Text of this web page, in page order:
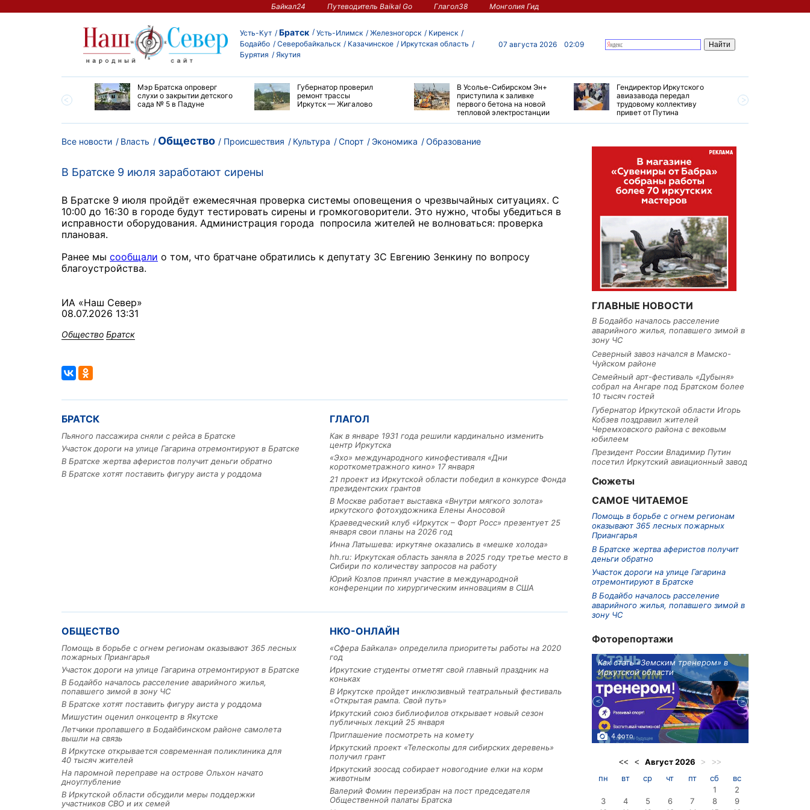
Байкал24 Путеводитель Baikal Go Глагол38 Монголия Гид
Усть-Кут Братск Усть-Илимск Железногорск
Киренск
Бодайбо
Северобайкальск Казачинское
Иркутская область
Бурятия
Якутия
07 августа 2026 02:09
Мэр Братска опроверг
слухи о закрытии детского
сада № 5 в Падуне
Губернатор проверил
ремонт трассы
Иркутск — Жигалово
В Усолье-Сибирском Эн+
приступила к заливке
первого бетона на новой
тепловой электростанции
Гендиректор Иркутского
авиазавода передал
трудовому коллективу
привет от Путина
Все новости Власть Общество Происшествия Культура Спорт Экономика Образование
В Братске 9 июля заработают сирены
В Братске 9 июля пройдёт ежемесячная проверка системы оповещения о чрезвычайных ситуациях. С
10:00 до 16:30 в городе будут тестировать сирены и громкоговорители. Это нужно, чтобы убедиться в
исправности оборудования. Администрация города попросила жителей не волноваться: проверка
плановая.
Ранее мы сообщали о том, что братчане обратились к депутату ЗС Евгению Зенкину по вопросу
благоустройства.
ИА «Наш Север»
08.07.2026 13:31
Общество Братск
БРАТСК
Пьяного пассажира сняли с рейса в Братске
Участок дороги на улице Гагарина отремонтируют в Братске
В Братске жертва аферистов получит деньги обратно
В Братске хотят поставить фигуру аиста у роддома
ГЛАГОЛ
Как в январе 1931 года решили кардинально изменить
центр Иркутска
«Эхо» международного кинофестиваля «Дни
короткометражного кино» 17 января
21 проект из Иркутской области победил в конкурсе Фонда
президентских грантов
В Москве работает выставка «Внутри мягкого золота»
иркутского фотохудожника Елены Аносовой
Краеведческий клуб «Иркутск – Форт Росс» презентует 25
января свои планы на 2026 год
Инна Латышева: иркутяне оказались в «мешке холода»
hh.ru: Иркутская область заняла в 2025 году третье место в
Сибири по количеству запросов на работу
Юрий Козлов принял участие в международной
конференции по хирургическим инновациям в США
ОБЩЕСТВО
Помощь в борьбе с огнем регионам оказывают 365 лесных
пожарных Приангарья
Участок дороги на улице Гагарина отремонтируют в Братске
В Бодайбо началось расселение аварийного жилья,
попавшего зимой в зону ЧС
В Братске хотят поставить фигуру аиста у роддома
Мишустин оценил онкоцентр в Якутске
Летчики пропавшего в Бодайбинском районе самолета
вышли на связь
В Иркутске открывается современная поликлиника для
40 тысяч жителей
На паромной переправе на острове Ольхон начато
дноуглубление
В Иркутской области обсудили меры поддержки
участников СВО и их семей
НКО-ОНЛАЙН
«Сфера Байкала» определила приоритеты работы на 2020
год
Иркутские студенты отметят свой главный праздник на
коньках
В Иркутске пройдет инклюзивный театральный фестиваль
«Открытая рампа. Свой путь»
Иркутский союз библиофилов открывает новый сезон
публичных лекций 25 января
Приглашение посмотреть на комету
Иркутский проект «Телескопы для сибирских деревень»
получил грант
Иркутский зоосад собирает новогодние елки на корм
животным
Валерий Фомин переизбран на пост председателя
Общественной палаты Братска
ГЛАВНЫЕ НОВОСТИ
В Бодайбо началось расселение
аварийного жилья, попавшего зимой в
зону ЧС
Северный завоз начался в Мамско-
Чуйском районе
Семейный арт-фестиваль «Дубыня»
собрал на Ангаре под Братском более
10 тысяч гостей
Губернатор Иркутской области Игорь
Кобзев поздравил жителей
Черемховского района с вековым
юбилеем
Президент России Владимир Путин
посетил Иркутский авиационный завод
Сюжеты
САМОЕ ЧИТАЕМОЕ
Помощь в борьбе с огнем регионам
оказывают 365 лесных пожарных
Приангарья
В Братске жертва аферистов получит
деньги обратно
Участок дороги на улице Гагарина
отремонтируют в Братске
В Бодайбо началось расселение
аварийного жилья, попавшего зимой в
зону ЧС
Фоторепортажи
рублей получит
из Иркутской области
3 фото
Как стать «Земским тренером» в
Иркутской области
4 фото
<< < Август2026 > >>
пн вт ср чт пт сб
вс
1
2
3
4 5 6 7 8
9